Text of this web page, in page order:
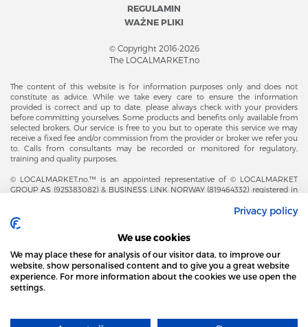
REGULAMIN
WAŻNE PLIKI
© Copyright 2016-2026
The LOCALMARKET.no
The content of this website is for information purposes only and does not
constitute as advice. While we take every care to ensure the information
provided is correct and up to date, please always check with your providers
before committing yourselves. Some products and benefits only available from
selected brokers. Our service is free to you but to operate this service we may
receive a fixed fee and/or commission from the provider or broker we refer you
to. Calls from consultants may be recorded or monitored for regulatory,
training and quality purposes.
© LOCALMARKET.no.™ is an appointed representative of © LOCALMARKET
GROUP AS (925383082) & BUSINESS LINK NORWAY (819464332) registered in
Brønnøysundregistrene. Financial & Insurance Services and Markets Authority,
and subject to limited regulation by the Financial Conduct Authority. Head
Office Adresse: Karenslyst Alle 4, 0278 Oslo – Skøyen. Post Adresse: Postboks
358, 0213 Oslo, Norway. Email Contact: post@localmarket.no. Office Contact: +
47 23 89 88 63 © Copyright 2016-2026 The LOCALMARKET GROUP ™.
DODATKOWO OD ZESPOŁU LOCALMARKET |
STRONA LOCAL MARKET WYKORZYSTUJE PLIKI
Privacy policy
We use cookies
We may place these for analysis of our visitor data, to improve our
website, show personalised content and to give you a great website
experience. For more information about the cookies we use open the
settings.